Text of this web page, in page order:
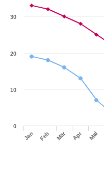
Jan Feb Mär Apr Mai
0
10
20
30